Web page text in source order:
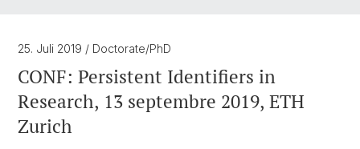
25. Juli 2019 / Doctorate/PhD
CONF: Persistent Identifiers in
Research, 13 septembre 2019, ETH
Zurich